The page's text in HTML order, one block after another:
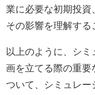
業に必要な初期投資
その影響を理解する
以上のように、シ
画を立てる際の重
ついて、シミュレ